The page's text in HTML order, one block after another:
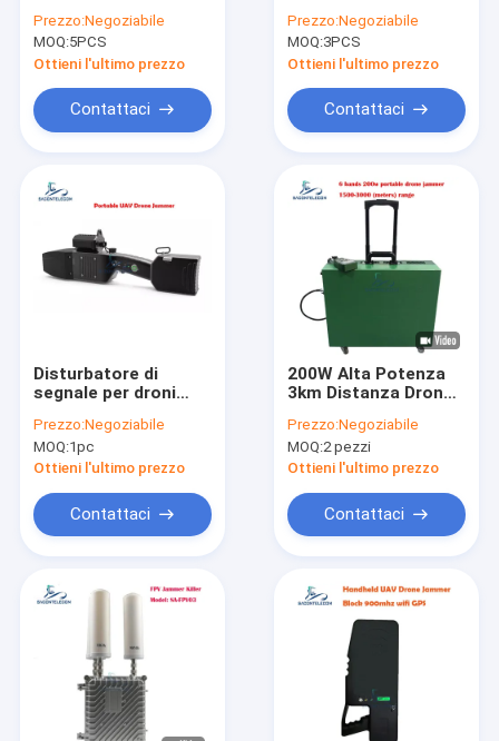
Video
Spettacolo VR
Multi-Frequenza
Pistola Portatile
Jammer per Droni per
Applicazioni Anti-
Drone
Prezzo:Negoziabile
MOQ:5PCS
Ottieni l'ultimo prezzo
Contattaci
Jammer per droni a 5
bande, Jammer per
UAV portatile
Prezzo:Negoziabile
MOQ:3PCS
Ottieni l'ultimo prezzo
Contattaci
Disturbatore di
segnale per droni
portata di 1,3 km,
protezione IP66 e
potenza di uscita di
Prezzo:Negoziabile
MOQ:1pc
Ottieni l'ultimo prezzo
Contattaci
200W Alta Potenza
3km Distanza Drone
Canali per Difesa
Anti-Drone UAV
Prezzo:Negoziabile
MOQ:2 pezzi
Ottieni l'ultimo prezzo
Contattaci